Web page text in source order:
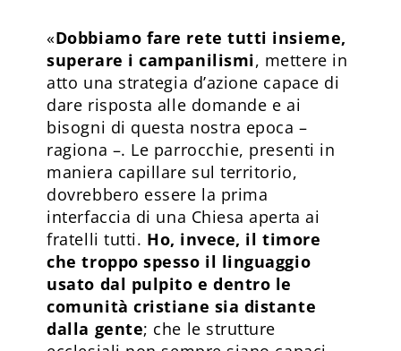
«Dobbiamo fare rete tutti insieme,
superare i campanilismi, mettere in
atto una strategia d’azione capace di
dare risposta alle domande e ai
bisogni di questa nostra epoca –
ragiona –. Le parrocchie, presenti in
maniera capillare sul territorio,
dovrebbero essere la prima
interfaccia di una Chiesa aperta ai
fratelli tutti. Ho, invece, il timore
che troppo spesso il linguaggio
usato dal pulpito e dentro le
comunità cristiane sia distante
dalla gente; che le strutture